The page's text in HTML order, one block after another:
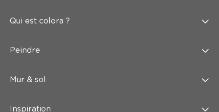
Qui est colora ?
Peindre
Mur & sol
Inspiration